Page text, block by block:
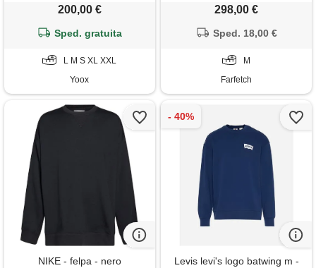
200,00 €
Sped. gratuita
L M S XL XXL
Yoox
298,00 €
Sped. 18,00 €
M
Farfetch
NIKE - felpa - nero
Levis levi's logo batwing m -